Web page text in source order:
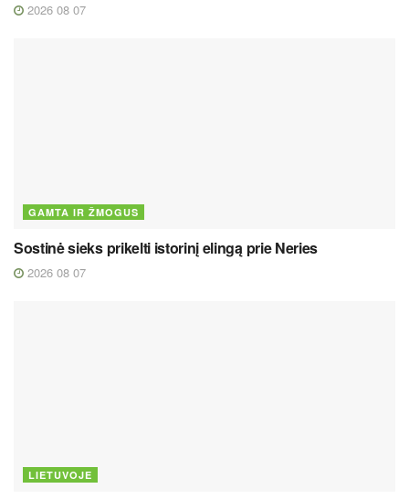
2026 08 07
GAMTA IR ŽMOGUS
Sostinė sieks prikelti istorinį elingą prie Neries
2026 08 07
LIETUVOJE